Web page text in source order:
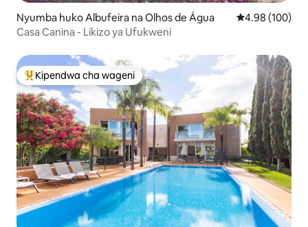
Nyumba huko Albufeira na Olhos de Água Ukadiriaji wa
4.98 (100)
Casa Canina - Likizo ya Ufukweni
Kipendwa maarufu cha wageni
Kipendwa cha wageni